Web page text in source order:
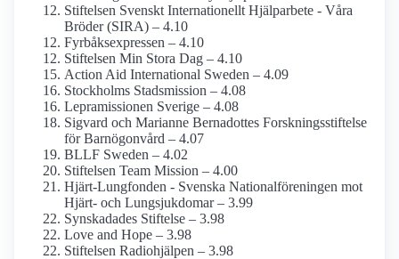
Stiftelsen Svenskt Internationellt Hjälparbete - Våra
Bröder (SIRA) – 4.10
Fyrbåks­expressen – 4.10
Stiftelsen Min Stora Dag – 4.10
Action Aid International Sweden – 4.09
Stockholms Stadsmission – 4.08
Lepramissionen Sverige – 4.08
Sigvard och Marianne Bernadottes Forskningss­tiftelse
för Barnögon­vård – 4.07
BLLF Sweden – 4.02
Stiftelsen Team Mission – 4.00
Hjärt-Lungfonden - Svenska National­föreningen mot
Hjärt- och Lung­sjukdomar – 3.99
Synskadades Stiftelse – 3.98
Love and Hope – 3.98
Stiftelsen Radiohjälpen – 3.98